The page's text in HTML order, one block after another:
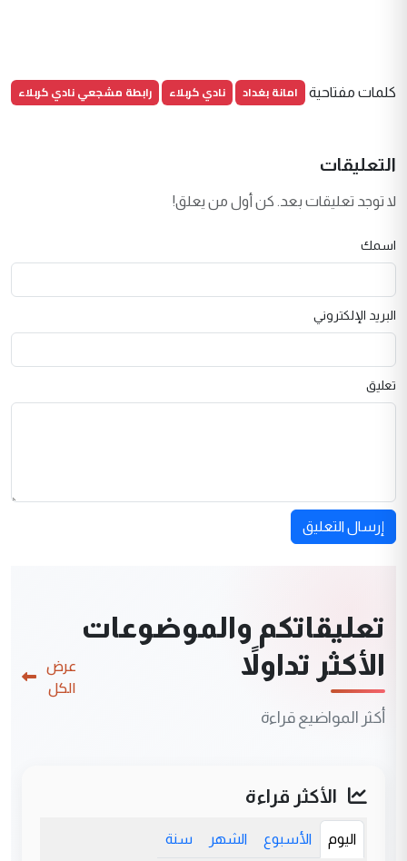
كلمات مفتاحية امانة بغداد نادي كربلاء رابطة مشجعي نادي كربلاء
التعليقات
لا توجد تعليقات بعد. كن أول من يعلق!
اسمك
البريد الإلكتروني
تعليق
إرسال التعليق
تعليقاتكم والموضوعات
الأكثر تداولاً
أكثر المواضيع قراءة
عرض
الكل
الأكثر قراءة
اليوم الأسبوع الشهر سنة